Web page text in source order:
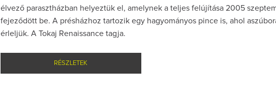
élvező parasztházban helyeztük el, amelynek a teljes felújítása 2005
fejeződött be. A présházhoz tartozik egy hagyományos pince is, ahol
érleljük. A Tokaj Renaissance tagja.
RÉSZLETEK